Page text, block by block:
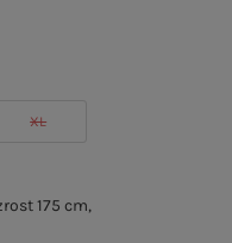
XL
175 cm,